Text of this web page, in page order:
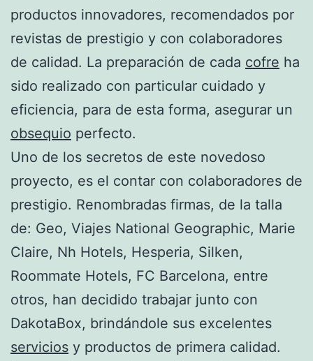
productos innovadores, recomendados por
revistas de prestigio y con colaboradores
de calidad. La preparación de cada cofre ha
sido realizado con particular cuidado y
eficiencia, para de esta forma, asegurar un
obsequio perfecto.
Uno de los secretos de este novedoso
proyecto, es el contar con colaboradores de
prestigio. Renombradas firmas, de la talla
de: Geo, Viajes National Geographic, Marie
Claire, Nh Hotels, Hesperia, Silken,
Roommate Hotels, FC Barcelona, entre
otros, han decidido trabajar junto con
DakotaBox, brindándole sus excelentes
servicios y productos de primera calidad.